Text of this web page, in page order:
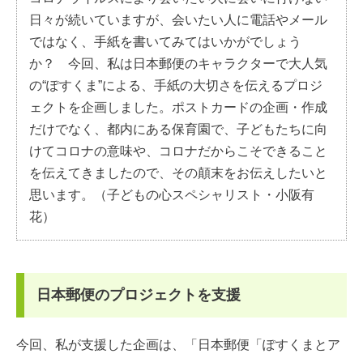
日々が続いていますが、会いたい人に電話やメール
ではなく、手紙を書いてみてはいかがでしょう
か？ 今回、私は日本郵便のキャラクターで大人気
の“ぽすくま”による、手紙の大切さを伝えるプロジ
ェクトを企画しました。ポストカードの企画・作成
だけでなく、都内にある保育園で、子どもたちに向
けてコロナの意味や、コロナだからこそできること
を伝えてきましたので、その顛末をお伝えしたいと
思います。（子どもの心スペシャリスト・小阪有
花）
日本郵便のプロジェクトを支援
今回、私が支援した企画は、「日本郵便「ぽすくまとア